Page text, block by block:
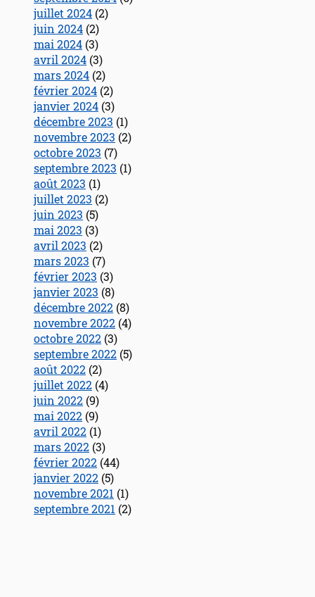
juillet 2024 (2)
juin 2024 (2)
mai 2024 (3)
avril 2024 (3)
mars 2024 (2)
février 2024 (2)
janvier 2024 (3)
décembre 2023 (1)
novembre 2023 (2)
octobre 2023 (7)
septembre 2023 (1)
août 2023 (1)
juillet 2023 (2)
juin 2023 (5)
mai 2023 (3)
avril 2023 (2)
mars 2023 (7)
février 2023 (3)
janvier 2023 (8)
décembre 2022 (8)
novembre 2022 (4)
octobre 2022 (3)
septembre 2022 (5)
août 2022 (2)
juillet 2022 (4)
juin 2022 (9)
mai 2022 (9)
avril 2022 (1)
mars 2022 (3)
février 2022 (44)
janvier 2022 (5)
novembre 2021 (1)
septembre 2021 (2)